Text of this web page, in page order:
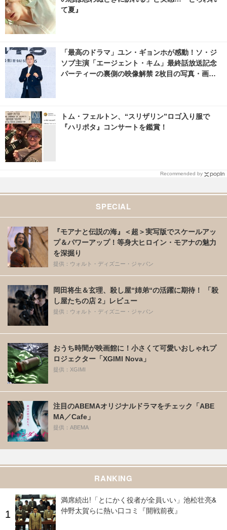
て夏』
「最高のドラマ」ユン・ギョンホが感動！ソ・ジ
ソブ主演「エージェント・キム」最終話放送記念
パーティーの裏側の映像解禁 2枚目の写真・画像 |
トム・フェルトン、“スリザリン”ロゴ入り服で
『ハリポタ』コンサートを鑑賞！
Recommended by
SPECIAL
『モアナと伝説の海』＜超＞実写版でスケールアッ
プ＆パワーアップ！等身大ヒロイン・モアナの魅力
を深掘り
提供：ウォルト・ディズニー・ジャパン
岡田将生＆玄理、殺し屋“姉弟“の活躍に期待！ 「殺
し屋たちの店 2」レビュー
提供：ウォルト・ディズニー・ジャパン
おうち時間が映画館に！小さくて可愛いおしゃれプ
ロジェクター「XGIMI Nova」
提供：XGIMI
注目のABEMAオリジナルドラマをチェック「ABE
MA／Cafe」
提供：ABEMA
RANKING
満席続出!「とにかく役者が全員いい」池松壮亮&
仲野太賀らに熱い口コミ『開戦前夜』